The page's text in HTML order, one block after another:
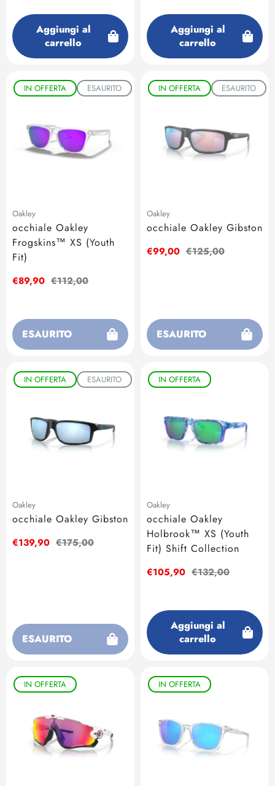
Aggiungi al
carrello
Aggiungi al
carrello
IN OFFERTA ESAURITO
Oakley
occhiale Oakley
Frogskins™ XS (Youth
Fit)
Prezzo
€89,90 Prezzo
€112,00
ESAURITO
IN OFFERTA ESAURITO
Oakley
occhiale Oakley Gibston
Prezzo
€99,00 Prezzo
€125,00
ESAURITO
IN OFFERTA ESAURITO
Oakley
occhiale Oakley Gibston
Prezzo
€139,90 Prezzo
€175,00
ESAURITO
IN OFFERTA
Oakley
occhiale Oakley
Holbrook™ XS (Youth
Fit) Shift Collection
Prezzo
€105,90 Prezzo
€132,00
Aggiungi al
carrello
IN OFFERTA IN OFFERTA